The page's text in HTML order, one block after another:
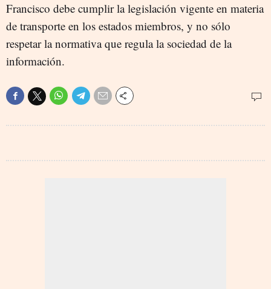
Francisco debe cumplir la legislación vigente en materia
de transporte en los estados miembros, y no sólo
respetar la normativa que regula la sociedad de la
información.